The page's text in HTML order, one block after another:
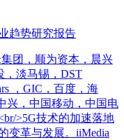
趋势研究报告
团，顺为资本，晨兴
，淡马锡，DST
，GIC，百度，海
兴，中国移动，中国电
>5G技术的加速落地
变革与发展。iiMedia